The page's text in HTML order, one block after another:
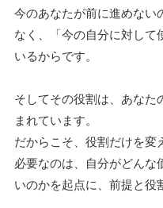
今のあなたが前に進めない
なく、「今の自分に対して
いるからです。
そしてその役割は、あなた
まれています。
だからこそ、役割だけを変
必要なのは、自分がどんな
いのかを起点に、前提と役